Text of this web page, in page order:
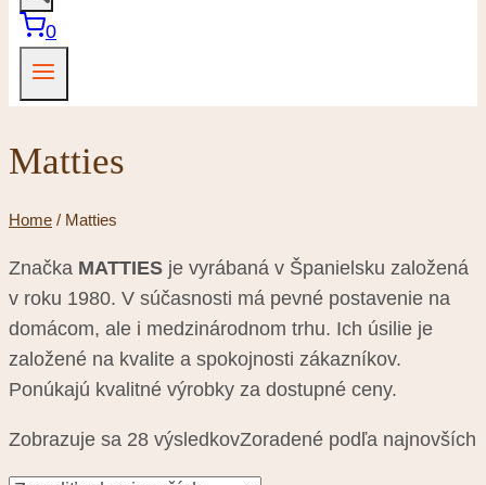
0
Matties
Home / Matties
Značka MATTIES je vyrábaná v Španielsku založená
v roku 1980. V súčasnosti má pevné postavenie na
domácom, ale i medzinárodnom trhu. Ich úsilie je
založené na kvalite a spokojnosti zákazníkov.
Ponúkajú kvalitné výrobky za dostupné ceny.
Zobrazuje sa 28 výsledkovZoradené podľa najnovších